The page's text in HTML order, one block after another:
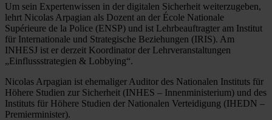
Um sein Expertenwissen in der digitalen Sicherheit weiterzugeben,
lehrt Nicolas Arpagian als Dozent an der École Nationale
Supérieure de la Police (ENSP) und ist Lehrbeauftragter am Institut
für Internationale und Strategische Beziehungen (IRIS). Am
INHESJ ist er derzeit Koordinator der Lehrveranstaltungen
„Einflussstrategien & Lobbying“.
Nicolas Arpagian ist ehemaliger Auditor des Nationalen Instituts für
Höhere Studien zur Sicherheit (INHES – Innenministerium) und des
Instituts für Höhere Studien der Nationalen Verteidigung (IHEDN –
Premierminister).